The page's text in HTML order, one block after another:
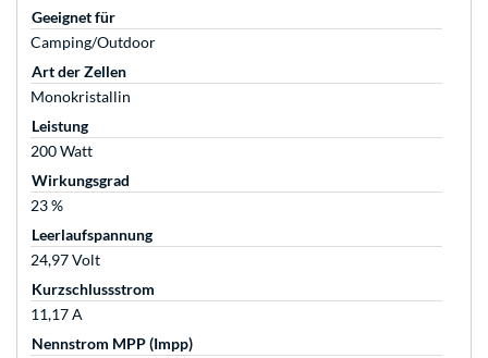
Geeignet für
Camping/Outdoor
Art der Zellen
Monokristallin
Leistung
200 Watt
Wirkungsgrad
23 %
Leerlaufspannung
24,97 Volt
Kurzschlussstrom
11,17 A
Nennstrom MPP (Impp)